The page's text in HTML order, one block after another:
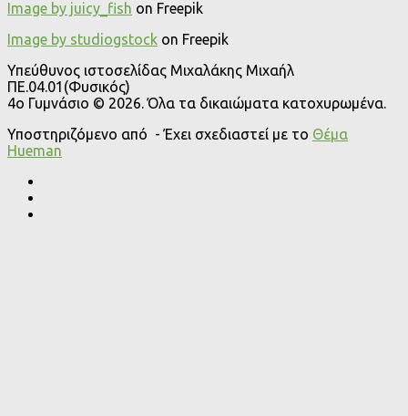
Image by juicy_fish on Freepik
Image by studiogstock on Freepik
Υπεύθυνος ιστοσελίδας Μιχαλάκης Μιχαήλ
ΠΕ.04.01(Φυσικός)
4o Γυμνάσιο © 2026. Όλα τα δικαιώματα κατοχυρωμένα.
Υποστηριζόμενο από - Έχει σχεδιαστεί με το Θέμα
Ηueman